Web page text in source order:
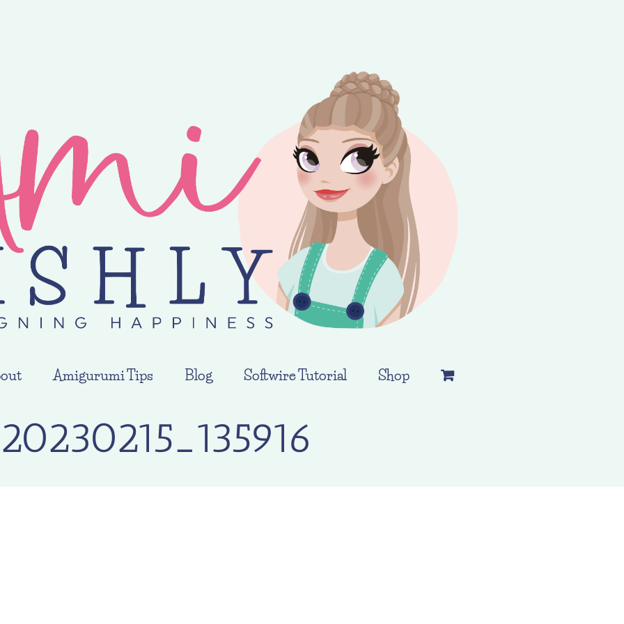
Amigurumi Tips Blog Softwire Tutorial Shop
20230215_135916
ontvang je 25% korting op alle losse Amilishly patronen bij een minimale besteding van €10,-. Geldig tot en met